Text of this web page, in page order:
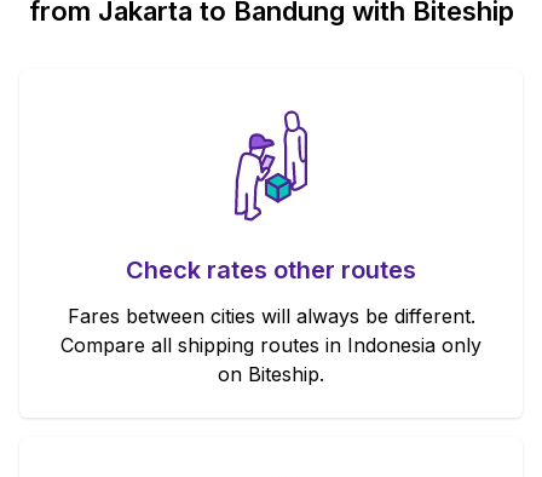
from Jakarta to Bandung with Biteship
Check rates other routes
Fares between cities will always be different.
Compare all shipping routes in Indonesia only
on Biteship.